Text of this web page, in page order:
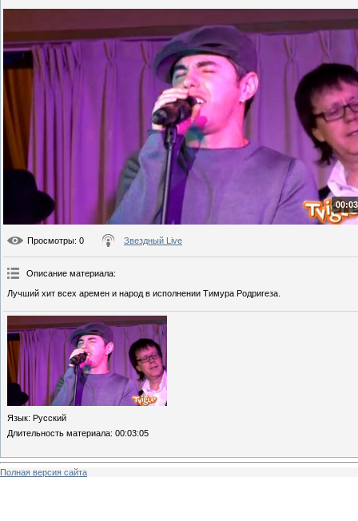
Просмотры: 0 Звездный Live
Описание материала:
Лучший хит всех аремен и народ в исполнении Тимура Родригеза.
Язык: Русский
Длительность материала: 00:03:05
Полная версия сайта